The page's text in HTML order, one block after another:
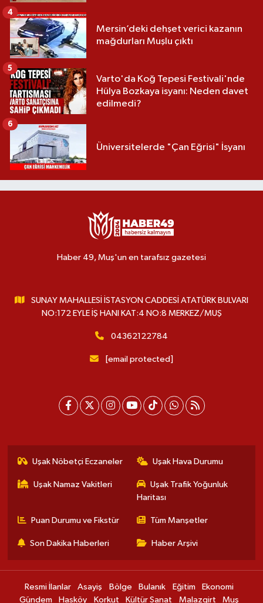
Mersin’deki dehşet verici kazanın
mağdurları Muşlu çıktı
4
Varto'da Koğ Tepesi Festivali'nde
Hülya Bozkaya isyanı: Neden davet
edilmedi?
5
Üniversitelerde "Çan Eğrisi" İsyanı
6
Haber 49, Muş'un en tarafsız gazetesi
SUNAY MAHALLESİ İSTASYON CADDESİ ATATÜRK BULVARI
NO:172 EYLE İŞ HANI KAT:4 NO:8 MERKEZ/MUŞ
04362122784
[email protected]
Uşak Nöbetçi Eczaneler Uşak Hava Durumu
Uşak Namaz Vakitleri
Uşak Trafik Yoğunluk
Haritası
Puan Durumu ve Fikstür Tüm Manşetler
Son Dakika Haberleri Haber Arşivi
Resmi İlanlar Asayiş Bölge Bulanık Eğitim
Ekonomi
Gündem
Hasköy Korkut Kültür Sanat Malazgirt Muş